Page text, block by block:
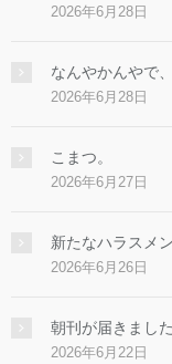
2026年6月28日
なんやかんやで
2026年6月28日
こまつ。
2026年6月27日
新たなハラスメ
2026年6月26日
朝刊が届きました
2026年6月22日